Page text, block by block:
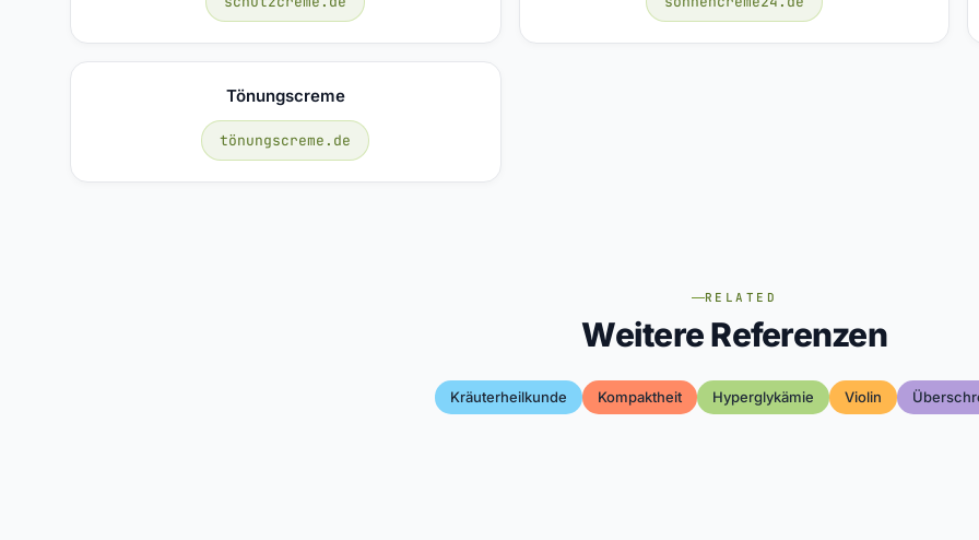
Tönungscreme
tönungscreme.de
RELATED
Weitere Referenzen
Kräuterheilkunde Kompaktheit Hyperglykämie Violin